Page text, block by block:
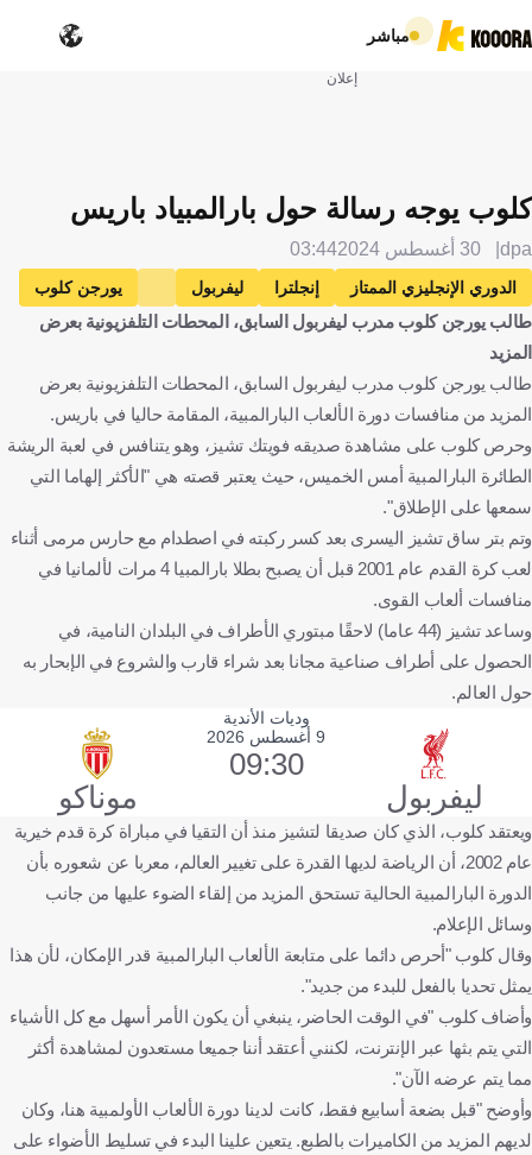
مباشر
إعلان
كلوب يوجه رسالة حول بارالمبياد باريس
dpa 30 أغسطس 2024 03:44
الدوري الإنجليزي الممتاز إنجلترا ليفربول
يورجن كلوب
ألمانيا
فرنسا كرة قدم
طالب يورجن كلوب مدرب ليفربول السابق، المحطات التلفزيونية بعرض
المزيد
طالب يورجن كلوب مدرب ليفربول السابق، المحطات التلفزيونية بعرض
المزيد من منافسات دورة الألعاب البارالمبية، المقامة حاليا في باريس.
وحرص كلوب على مشاهدة صديقه فويتك تشيز، وهو يتنافس في لعبة الريشة
الطائرة البارالمبية أمس الخميس، حيث يعتبر قصته هي "الأكثر إلهاما التي
سمعها على الإطلاق".
وتم بتر ساق تشيز اليسرى بعد كسر ركبته في اصطدام مع حارس مرمى أثناء
لعب كرة القدم عام 2001 قبل أن يصبح بطلا بارالمبيا 4 مرات لألمانيا في
منافسات ألعاب القوى.
وساعد تشيز (44 عاما) لاحقًا مبتوري الأطراف في البلدان النامية، في
الحصول على أطراف صناعية مجانا بعد شراء قارب والشروع في الإبحار به
حول العالم.
وديات الأندية
ليفربول
9 أغسطس 2026
09:30
موناكو
ويعتقد كلوب، الذي كان صديقا لتشيز منذ أن التقيا في مباراة كرة قدم خيرية
عام 2002، أن الرياضة لديها القدرة على تغيير العالم، معربا عن شعوره بأن
الدورة البارالمبية الحالية تستحق المزيد من إلقاء الضوء عليها من جانب
وسائل الإعلام.
وقال كلوب "أحرص دائما على متابعة الألعاب البارالمبية قدر الإمكان، لأن هذا
يمثل تحديا بالفعل للبدء من جديد".
وأضاف كلوب "في الوقت الحاضر، ينبغي أن يكون الأمر أسهل مع كل الأشياء
التي يتم بثها عبر الإنترنت، لكنني أعتقد أننا جميعا مستعدون لمشاهدة أكثر
مما يتم عرضه الآن".
وأوضح "قبل بضعة أسابيع فقط، كانت لدينا دورة الألعاب الأولمبية هنا، وكان
لديهم المزيد من الكاميرات بالطبع. يتعين علينا البدء في تسليط الأضواء على